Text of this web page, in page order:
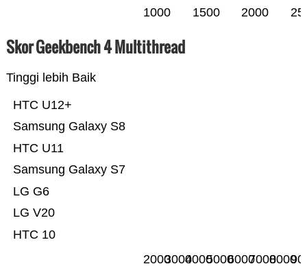
1000 1500 2000
Skor Geekbench 4 Multithread
Tinggi lebih Baik
HTC 10
LG V20
LG G6
Samsung Galaxy S7
HTC U11
Samsung Galaxy S8
HTC U12+
2000300040005000600070008000